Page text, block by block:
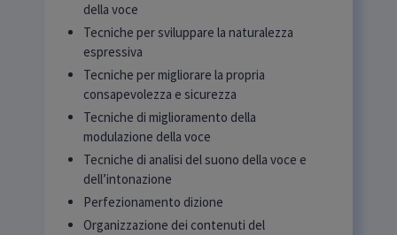
della voce
Tecniche per sviluppare la naturalezza
espressiva
Tecniche per migliorare la propria
consapevolezza e sicurezza
Tecniche di miglioramento della
modulazione della voce
Tecniche di analisi del suono della voce e
dell’intonazione
Perfezionamento dizione
Organizzazione dei contenuti del